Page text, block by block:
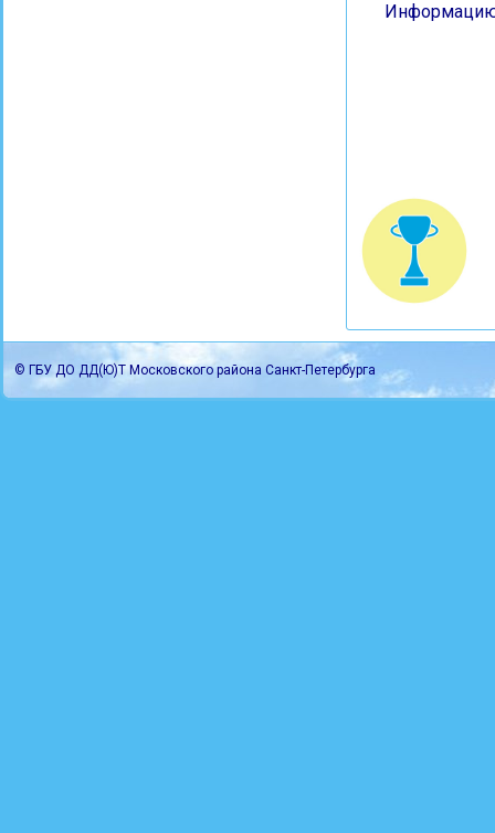
Информацию
© ГБУ ДО ДД(Ю)Т Московского района Санкт-Петербурга